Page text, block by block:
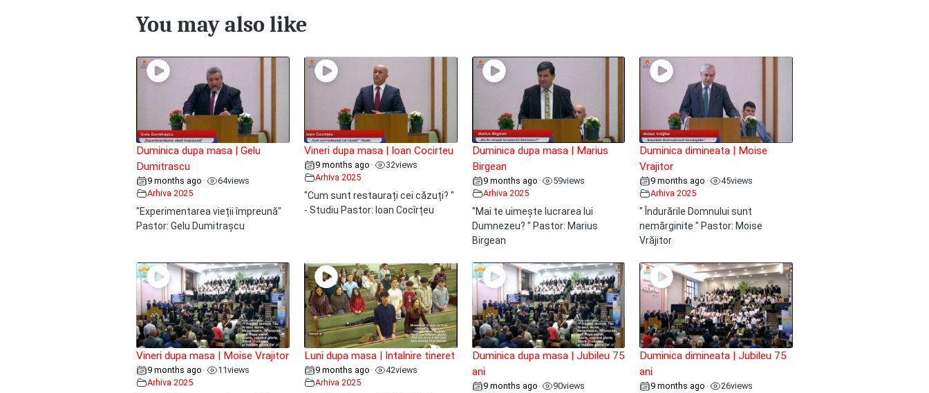
You may also like
Duminica dupa masa | Gelu
Dumitrascu
9 months ago • 64views
Arhiva 2025
"Experimentarea vieții împreună"
Pastor: Gelu Dumitrașcu
Vineri dupa masa | Ioan Cocirteu
9 months ago • 32views
Arhiva 2025
"Cum sunt restaurați cei căzuți? "
- Studiu Pastor: Ioan Cocîrțeu
Duminica dupa masa | Marius
Birgean
9 months ago • 59views
Arhiva 2025
"Mai te uimește lucrarea lui
Dumnezeu? " Pastor: Marius
Birgean
Duminica dimineata | Moise
Vrajitor
9 months ago • 45views
Arhiva 2025
" Îndurările Domnului sunt
nemărginite " Pastor: Moise
Vrăjitor
Vineri dupa masa | Moise Vrajitor
9 months ago • 11views
Arhiva 2025
Luni dupa masa | Intalnire tineret
9 months ago • 42views
Arhiva 2025
Duminica dupa masa | Jubileu 75
ani
9 months ago • 90views
Duminica dimineata | Jubileu 75
ani
9 months ago • 26views